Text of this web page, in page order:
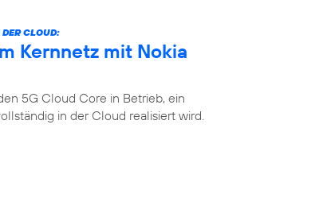
CLOUD:
Kernnetz mit Nokia
5G Cloud Core in Betrieb, ein
in der Cloud realisiert wird.